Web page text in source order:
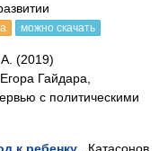
можно скачать
А. (2019)
Гайдара,
с политическими